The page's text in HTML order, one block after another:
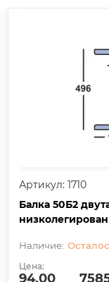
Артикул: 1710
Балка 50Б2
Цена:
94.00